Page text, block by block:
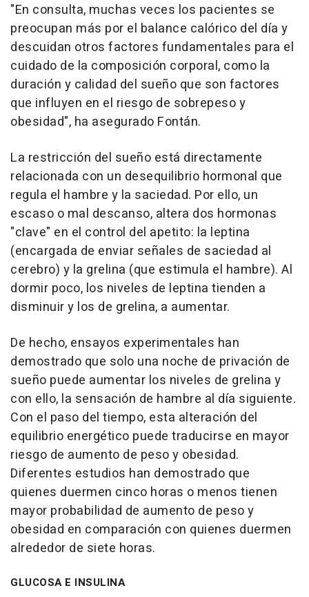
"En consulta, muchas veces los pacientes se
preocupan más por el balance calórico del día y
descuidan otros factores fundamentales para el
cuidado de la composición corporal, como la
duración y calidad del sueño que son factores
que influyen en el riesgo de sobrepeso y
obesidad", ha asegurado Fontán.
La restricción del sueño está directamente
relacionada con un desequilibrio hormonal que
regula el hambre y la saciedad. Por ello, un
escaso o mal descanso, altera dos hormonas
"clave" en el control del apetito: la leptina
(encargada de enviar señales de saciedad al
cerebro) y la grelina (que estimula el hambre). Al
dormir poco, los niveles de leptina tienden a
disminuir y los de grelina, a aumentar.
De hecho, ensayos experimentales han
demostrado que solo una noche de privación de
sueño puede aumentar los niveles de grelina y
con ello, la sensación de hambre al día siguiente.
Con el paso del tiempo, esta alteración del
equilibrio energético puede traducirse en mayor
riesgo de aumento de peso y obesidad.
Diferentes estudios han demostrado que
quienes duermen cinco horas o menos tienen
mayor probabilidad de aumento de peso y
obesidad en comparación con quienes duermen
alrededor de siete horas.
GLUCOSA E INSULINA